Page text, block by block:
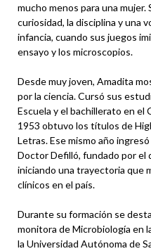
mucho menos para una mujer.
curiosidad, la disciplina y una
infancia, cuando sus juegos
ensayo y los microscopios.
Desde muy joven, Amadita
por la ciencia. Cursó sus
Escuela y el bachillerato en el
1953 obtuvo los títulos de
Letras. Ese mismo año
Doctor Defilló, fundado por el
iniciando una trayectoria que
clínicos en el país.
Durante su formación se
monitora de Microbiología en
la Universidad Autónoma de